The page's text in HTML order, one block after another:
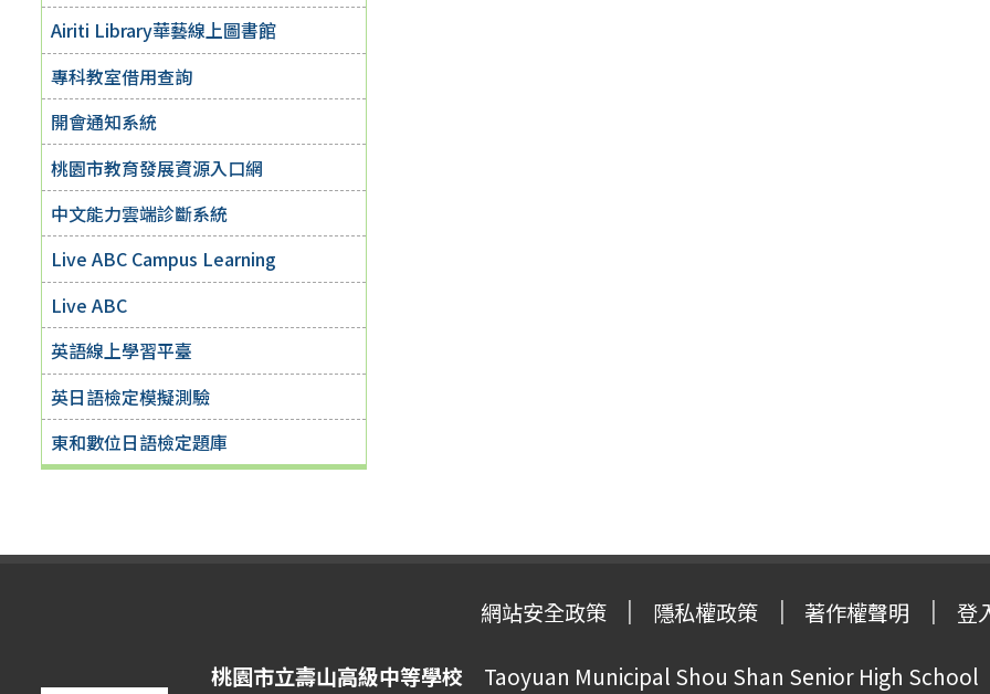
Airiti Library華藝線上圖書館
專科教室借用查詢
開會通知系統
桃園市教育發展資源入口網
中文能力雲端診斷系統
Live ABC Campus Learning
Live ABC
英語線上學習平臺
英日語檢定模擬測驗
東和數位日語檢定題庫
網站安全政策 隱私權政策 著作權聲明 登
桃園市立壽山高級中等學校 Taoyuan Municipal Shou Shan Senior High School